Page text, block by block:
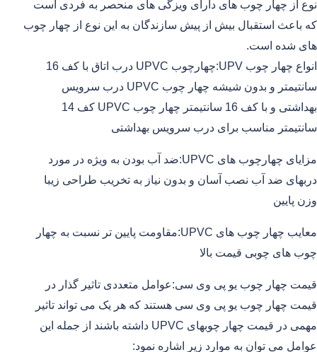
نوع از چهار چوب های دارای ویزگی های منحصر به فردی است
که باعث استقبال بیش از پیش سازندگان به این نوع از چهار چوب
های شده است.
انواع چهار چوب UPV:چهارچوب UPVC درب اتاق با کف 16
سانتیمتر و بدون شیشه چهار چوب UPVC درب سرویس
بهداشتی و با کف 16 سانتیمتر چهار چوب UPVC کف 14
سانتیمتر مناسب برای درب سرویس بهداشتی
مزایای چهارچوب های UPVC:ضد آب بودن به ویژه در مورد
دربهای ضد آب نصب آسان و بدون نیاز به تخریب طراحی زیبا
وزن پایین
معایب چهار چوب های UPVC:مقاومت پایین تر نسبت به چهار
چوب های چوبی قیمت بالا
قیمت چهار چوب یو پی وی سی:عوامل متعددی تاثیر گذار در
قیمت چهار چوب یو پی وی سی هستند که هر یک می تواند تاثیر
مهمی در قیمت چهار چوبهای UPVC داشته باشند از جمله این
عوامل می توان به موارد زیر اشاره نمود: